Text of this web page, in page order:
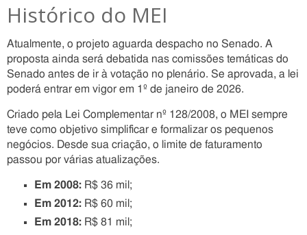
Histórico do MEI
Atualmente, o projeto aguarda despacho no Senado. A
proposta ainda será debatida nas comissões temáticas do
Senado antes de ir à votação no plenário. Se aprovada, a lei
poderá entrar em vigor em 1º de janeiro de 2026.
Criado pela Lei Complementar nº 128/2008, o MEI sempre
teve como objetivo simplificar e formalizar os pequenos
negócios. Desde sua criação, o limite de faturamento
passou por várias atualizações.
Em 2008: R$ 36 mil;
Em 2012: R$ 60 mil;
Em 2018: R$ 81 mil;